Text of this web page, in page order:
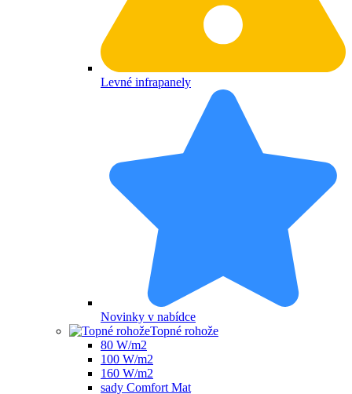
Levné infrapanely
Novinky v nabídce
Topné rohože
80 W/m2
100 W/m2
160 W/m2
sady Comfort Mat